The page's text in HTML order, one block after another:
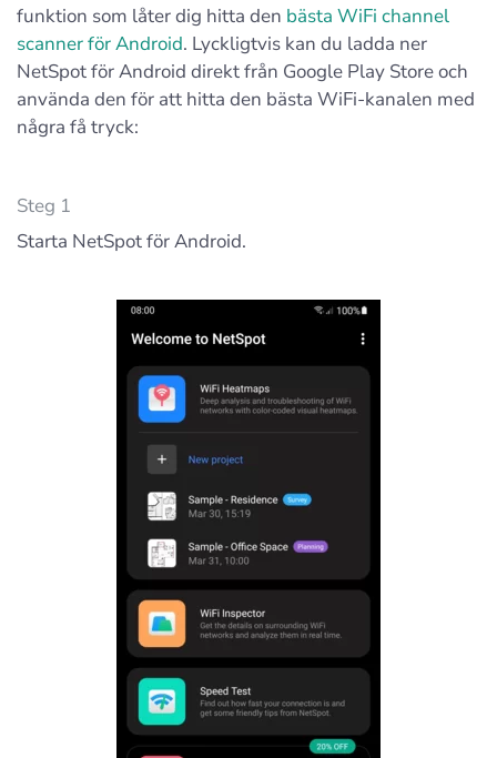
funktion som låter dig hitta den bästa WiFi channel
scanner för Android. Lyckligtvis kan du ladda ner
NetSpot för Android direkt från Google Play Store och
använda den för att hitta den bästa WiFi-kanalen med
några få tryck:
Steg 1
Starta NetSpot för Android.